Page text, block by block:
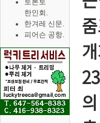
토론토
한인회.
한겨레 신문.
피어슨 공항.